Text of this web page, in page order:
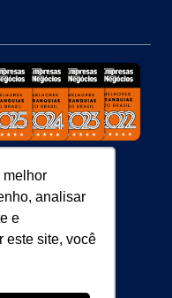
melhor
analisar
e
este site, você